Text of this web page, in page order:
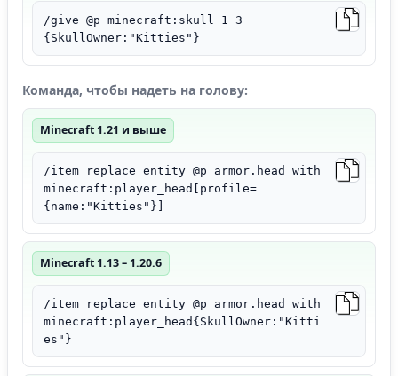
/give @p minecraft:skull 1 3
{SkullOwner:"Kitties"}
Команда, чтобы надеть на голову:
Minecraft 1.21 и выше
/item replace entity @p armor.head with
minecraft:player_head[profile=
{name:"Kitties"}]
Minecraft 1.13 – 1.20.6
/item replace entity @p armor.head with
minecraft:player_head{SkullOwner:"Kitti
es"}